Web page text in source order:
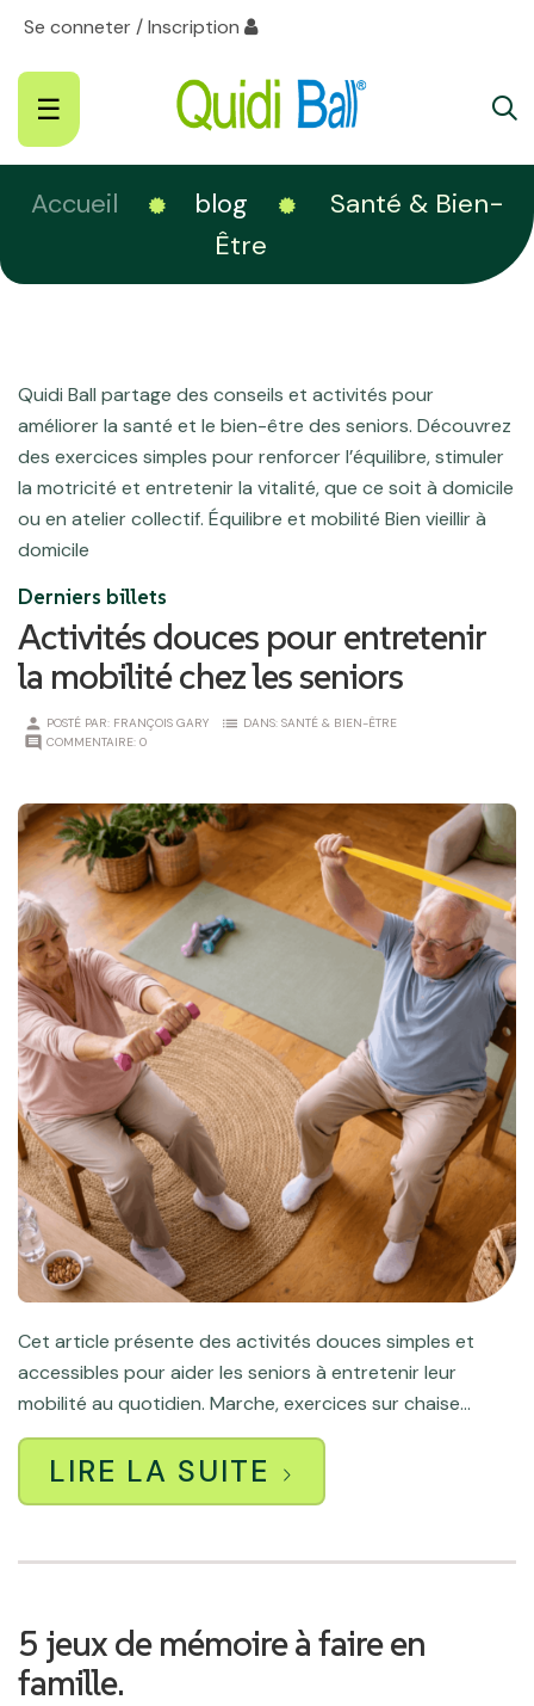
Se conneter / Inscription
Basculer
la
☰
Accueil blog
Santé & Bien-
Être
Quidi Ball partage des conseils et activités pour
améliorer la santé et le bien-être des seniors. Découvrez
des exercices simples pour renforcer l’équilibre, stimuler
la motricité et entretenir la vitalité, que ce soit à domicile
ou en atelier collectif. Équilibre et mobilité Bien vieillir à
domicile
Derniers billets
Activités douces pour entretenir
la mobilité chez les seniors
person POSTÉ PAR: FRANÇOIS GARY list DANS: SANTÉ & BIEN-ÊTRE
comment COMMENTAIRE: 0
Cet article présente des activités douces simples et
accessibles pour aider les seniors à entretenir leur
mobilité au quotidien. Marche, exercices sur chaise...
LIRE LA SUITE
5 jeux de mémoire à faire en
famille.